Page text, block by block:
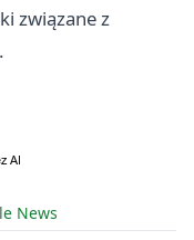
związane z
News